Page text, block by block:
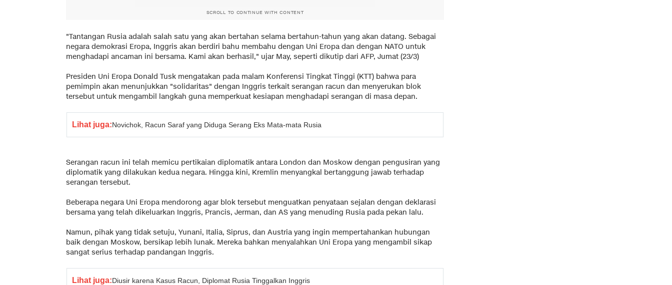
SCROLL TO CONTINUE WITH CONTENT
"Tantangan Rusia adalah salah satu yang akan bertahan selama bertahun-tahun yang akan datang. Sebagai
negara demokrasi Eropa, Inggris akan berdiri bahu membahu dengan Uni Eropa dan dengan NATO untuk
menghadapi ancaman ini bersama. Kami akan berhasil," ujar May, seperti dikutip dari AFP, Jumat (23/3)
Presiden Uni Eropa Donald Tusk mengatakan pada malam Konferensi Tingkat Tinggi (KTT) bahwa para
pemimpin akan menunjukkan "solidaritas" dengan Inggris terkait serangan racun dan menyerukan blok
tersebut untuk mengambil langkah guna memperkuat kesiapan menghadapi serangan di masa depan.
Lihat juga:Novichok, Racun Saraf yang Diduga Serang Eks Mata-mata Rusia
Serangan racun ini telah memicu pertikaian diplomatik antara London dan Moskow dengan pengusiran yang
diplomatik yang dilakukan kedua negara. Hingga kini, Kremlin menyangkal bertanggung jawab terhadap
serangan tersebut.
Beberapa negara Uni Eropa mendorong agar blok tersebut menguatkan penyataan sejalan dengan deklarasi
bersama yang telah dikeluarkan Inggris, Prancis, Jerman, dan AS yang menuding Rusia pada pekan lalu.
Namun, pihak yang tidak setuju, Yunani, Italia, Siprus, dan Austria yang ingin mempertahankan hubungan
baik dengan Moskow, bersikap lebih lunak. Mereka bahkan menyalahkan Uni Eropa yang mengambil sikap
sangat serius terhadap pandangan Inggris.
Lihat juga:Diusir karena Kasus Racun, Diplomat Rusia Tinggalkan Inggris